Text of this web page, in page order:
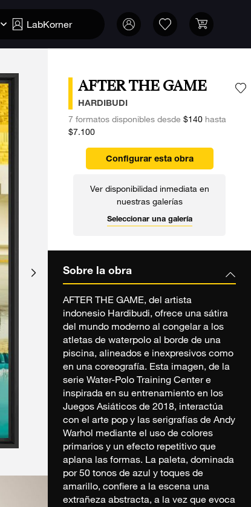
LabKorner
AFTER THE GAME
HARDIBUDI
7 formatos disponibles desde $140hasta
$7.100
Configurar esta obra
Ver disponibilidad inmediata en
nuestras galerías
Seleccionar una galería
Sobre la obra
AFTER THE GAME, del artista
indonesio Hardibudi, ofrece una sátira
del mundo moderno al congelar a los
atletas de waterpolo al borde de una
piscina, alineados e inexpresivos como
en una coreografía. Esta imagen, de la
serie Water-Polo Training Center e
inspirada en su entrenamiento en los
Juegos Asiáticos de 2018, interactúa
con el arte pop y las serigrafías de Andy
Warhol mediante el uso de colores
primarios y un efecto repetitivo que
aplana las formas. La paleta, dominada
por 50 tonos de azul y toques de
amarillo, confiere a la escena una
extrañeza abstracta, a la vez que evoca